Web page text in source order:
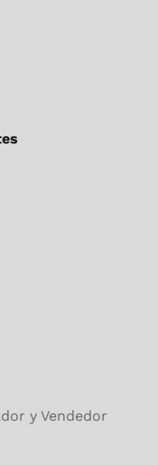
y Vendedor